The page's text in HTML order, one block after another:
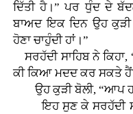
ਦਿੱਤੀ ਹੈ।” ਪਰ ਧੁੰਦ ਦੇ
ਬਾਅਦ ਇਕ ਦਿਨ ਉਹ ਕੁੜੀ
ਹੋਣਾ ਚਾਹੁੰਦੀ ਹਾਂ।”
ਸਰਹੱਦੀ ਸਾਹਿਬ ਨੇ
ਕੀ ਕਿਆ ਮਦਦ ਕਰ ਸਕਤੇ
ਉਹ ਕੁੜੀ ਬੋਲੀ, “ਆਪ
ਇਹ ਸੁਣ ਕੇ ਸਰਹੱਦੀ